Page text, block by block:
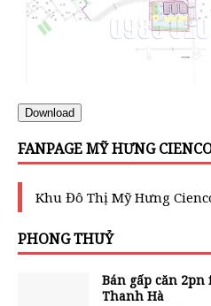
Download
FANPAGE MỸ HƯNG
Khu Đô Thị Mỹ Hưng
PHONG THUỶ
Bán gấp căn
Thanh Hà